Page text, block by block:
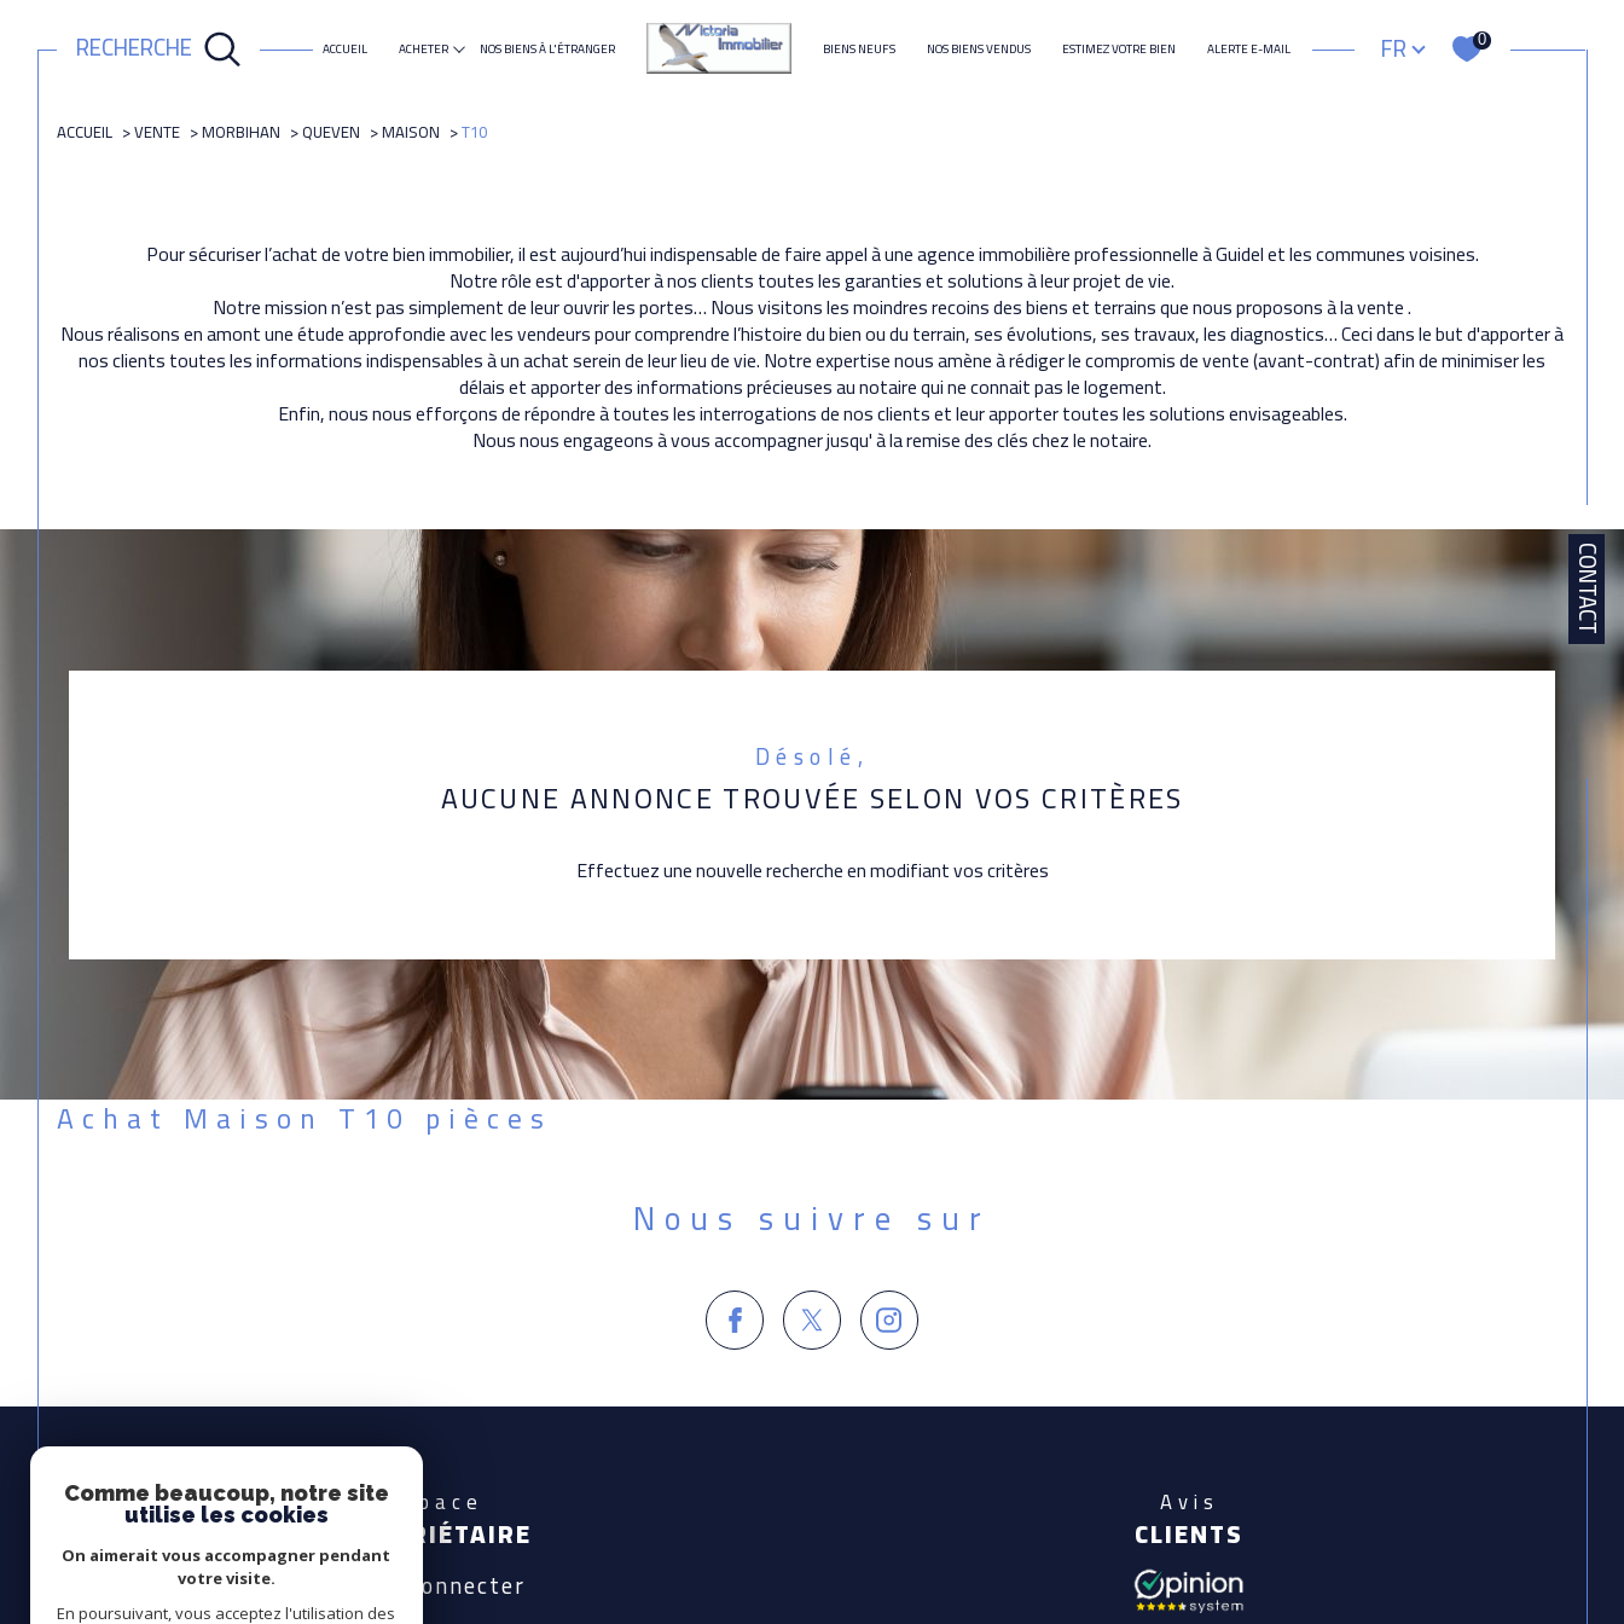
ACCUEIL ACHETER NOS BIENS À L'ÉTRANGER BIENS NEUFS NOS BIENS VENDUS ESTIMEZ VOTRE BIEN ALERTE E-MAIL
RECHERCHE Langue
FR 0
CONTACT
ACCUEIL VENTE MORBIHAN QUEVEN MAISON T10
Pour sécuriser l’achat de votre bien immobilier, il est aujourd’hui indispensable de faire appel à une agence immobilière professionnelle à Guidel et les communes voisines.
Notre rôle est d'apporter à nos clients toutes les garanties et solutions à leur projet de vie.
Notre mission n’est pas simplement de leur ouvrir les portes… Nous visitons les moindres recoins des biens et terrains que nous proposons à la vente .
Nous réalisons en amont une étude approfondie avec les vendeurs pour comprendre l’histoire du bien ou du terrain, ses évolutions, ses travaux, les diagnostics… Ceci dans le but d'apporter à
nos clients toutes les informations indispensables à un achat serein de leur lieu de vie. Notre expertise nous amène à rédiger le compromis de vente (avant-contrat) afin de minimiser les
délais et apporter des informations précieuses au notaire qui ne connait pas le logement.
Enfin, nous nous efforçons de répondre à toutes les interrogations de nos clients et leur apporter toutes les solutions envisageables.
Nous nous engageons à vous accompagner jusqu' à la remise des clés chez le notaire.
Désolé,
AUCUNE ANNONCE TROUVÉE SELON VOS CRITÈRES
Effectuez une nouvelle recherche en modifiant vos critères
Achat Maison T10 pièces
Nous suivre sur
Espace
PROPRIÉTAIRE
Se connecter
Avis
CLIENTS
Comme beaucoup, notre site
utilise les cookies
On aimerait vous accompagner pendant
votre visite.
En poursuivant, vous acceptez l'utilisation des